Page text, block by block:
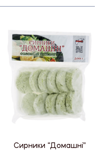
Сирники “Домашні”